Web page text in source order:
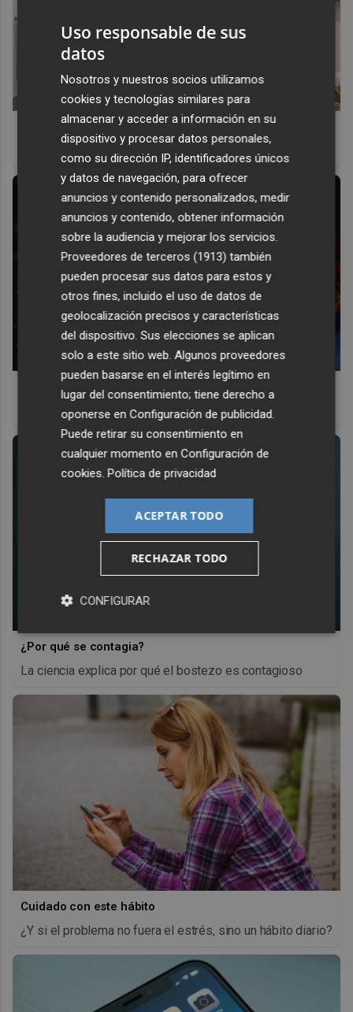
El truco contra la cal
Di adiós a la cal del baño con estos sencillos consejos
Parece ciencia ficción
Prepárate para alucinar con estas criaturas
¿Por qué se contagia?
La ciencia explica por qué el bostezo es contagioso
Cuidado con este hábito
¿Y si el problema no fuera el estrés, sino un hábito diario?
Uso responsable de sus
datos
Nosotros y nuestros socios utilizamos
cookies y tecnologías similares para
almacenar y acceder a información en su
dispositivo y procesar datos personales,
como su dirección IP, identificadores únicos
y datos de navegación, para ofrecer
anuncios y contenido personalizados, medir
anuncios y contenido, obtener información
sobre la audiencia y mejorar los servicios.
Proveedores de terceros (1913) también
pueden procesar sus datos para estos y
otros fines, incluido el uso de datos de
geolocalización precisos y características
del dispositivo. Sus elecciones se aplican
solo a este sitio web. Algunos proveedores
pueden basarse en el interés legítimo en
lugar del consentimiento; tiene derecho a
oponerse enConfiguración de publicidad.
Puede retirar su consentimiento en
cualquier momento enConfiguración de
cookies.Política de privacidad
ACEPTAR TODO
RECHAZAR TODO
CONFIGURAR